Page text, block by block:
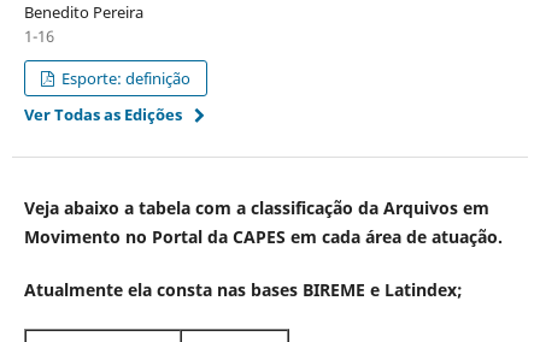
Benedito Pereira
1-16
Esporte: definição
Ver Todas as Edições
Veja abaixo a tabela com a classificação da Arquivos em
Movimento no Portal da CAPES em cada área de atuação.
Atualmente ela consta nas bases BIREME e Latindex;